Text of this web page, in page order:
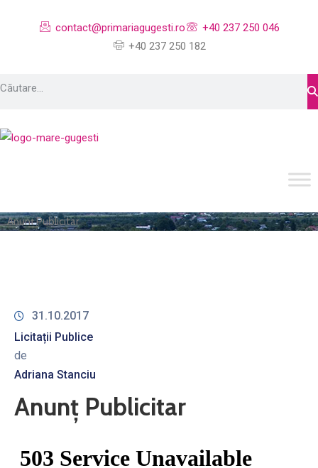
contact@primariagugesti.ro
+40 237 250 046
+40 237 250 182
Anunț Publicitar
31.10.2017
Licitații Publice
de
Adriana Stanciu
Anunț Publicitar